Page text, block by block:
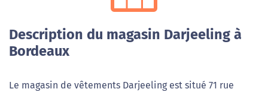
Description du magasin Darjeeling à
Bordeaux
Le magasin de vêtements Darjeeling est situé 71 rue